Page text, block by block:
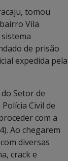
tomou
Vila
de prisão
expedida pela
Setor de
Civil de
com a
Ao chegarem
diversas
crack e